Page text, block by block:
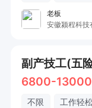
老板
安徽颍程科技
副产技工(五
6800-13000
不限 工作轻